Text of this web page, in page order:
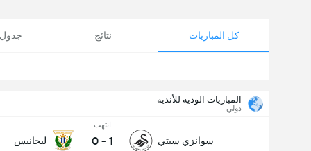
كل المباريات نتائج جدول
المباريات الودية للأندية
دولي
سوانزي سيتي
انتهت
1
-
0 ليجانيس